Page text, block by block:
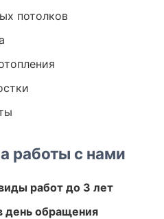
потолков
работы с нами
работ до 3 лет
день обращения